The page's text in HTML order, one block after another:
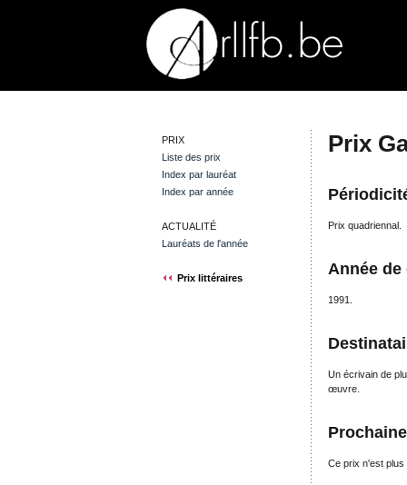
PRIX
Liste des prix
Index par lauréat
Index par année
ACTUALITÉ
Lauréats de l'année
Prix littéraires
Prix
Prix quadriennal.
Année
1991.
Un écrivain de
œuvre.
Ce prix n'est plus